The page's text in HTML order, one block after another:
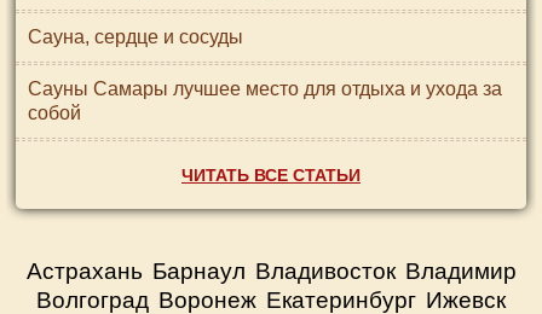
Сауна, сердце и сосуды
Сауны Самары лучшее место для отдыха и ухода за
собой
ЧИТАТЬ ВСЕ СТАТЬИ
Астрахань Барнаул Владивосток Владимир
Волгоград Воронеж Екатеринбург Ижевск